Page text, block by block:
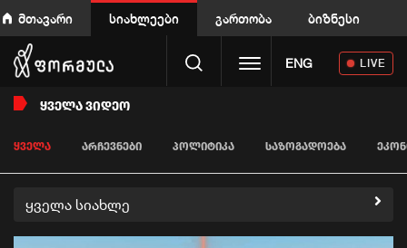
მთავარი სიახლეები გართობა ბიზნესი
Toggle navigation
ENG LIVE
ᲧᲕᲔᲚᲐ ᲕᲘᲓᲔᲝ
ᲧᲕᲔᲚᲐ ᲐᲠᲩᲔᲕᲜᲔᲑᲘ ᲞᲝᲚᲘᲢᲘᲙᲐ ᲡᲐᲖᲝᲒᲐᲓᲝᲔᲑᲐ
ყველა სიახლე